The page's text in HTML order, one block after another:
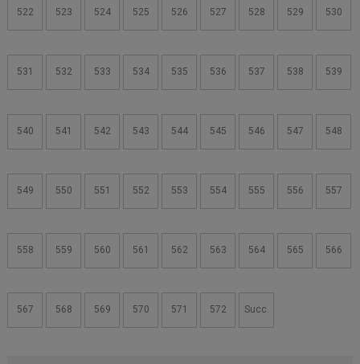
522 523 524 525 526 527 528 529 530
531 532 533 534 535 536 537 538 539
540 541 542 543 544 545 546 547 548
549 550 551 552 553 554 555 556 557
558 559 560 561 562 563 564 565 566
567 568 569 570 571 572 Succ.